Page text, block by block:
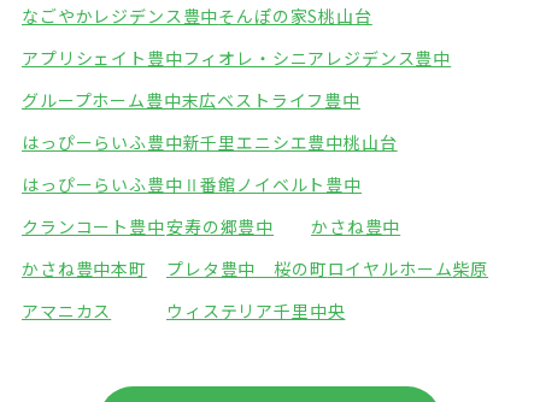
なごやかレジデンス豊中そんぽの家S桃山台
アプリシェイト豊中フィオレ・シニアレジデンス豊中
グループホーム豊中末広ベストライフ豊中
はっぴーらいふ豊中新千里エニシエ豊中桃山台
はっぴーらいふ豊中Ⅱ番館 ノイベルト豊中
クランコート豊中安寿の郷豊中
かさね豊中
かさね豊中本町
プレタ豊中 桜の町ロイヤルホーム柴原
アマニカス
ウィステリア千里中央